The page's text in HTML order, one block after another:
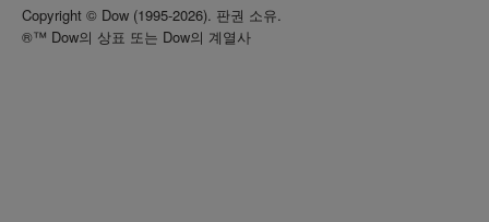
Copyright © Dow (1995-2026). 판권 소유.
®™ Dow의 상표 또는 Dow의 계열사